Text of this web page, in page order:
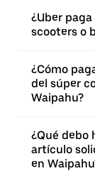
¿Uber
scooters o
¿Cómo
del súper
Waipahu?
¿Qué debo
artículo
en